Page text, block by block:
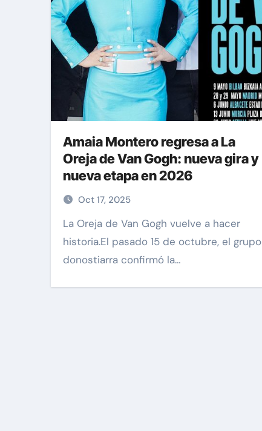
Amaia Montero regresa a La
Oreja de Van Gogh: nueva gira y
nueva etapa en 2026
Oct 17, 2025
La Oreja de Van Gogh vuelve a hacer
historia.El pasado 15 de octubre, el grupo
donostiarra confirmó la…